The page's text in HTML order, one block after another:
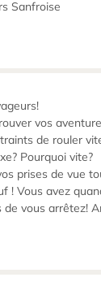
Sanfroise
vos
de rouler
Pourquoi vite?
prises de vue
! Vous avez
de vous arrêtez!